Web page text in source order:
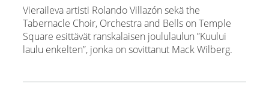
Vieraileva artisti Rolando Villazón sekä the
Tabernacle Choir, Orchestra and Bells on Temple
Square esittävät ranskalaisen joululaulun ”Kuului
laulu enkelten”, jonka on sovittanut Mack Wilberg.